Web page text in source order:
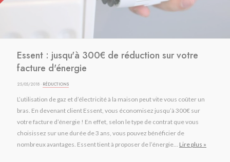
Essent : jusqu'à 300€ de réduction sur votre
facture d'énergie
25/05/2018 · RÉDUCTIONS
L’utilisation de gaz et d’électricité à la maison peut vite vous coûter un
bras. En devenant client Essent, vous économisez jusqu’à 300€ sur
votre facture d’énergie ! En effet, selon le type de contrat que vous
choisissez sur une durée de 3 ans, vous pouvez bénéficier de
nombreux avantages. Essent tient à proposer de l’énergie... Lire plus »